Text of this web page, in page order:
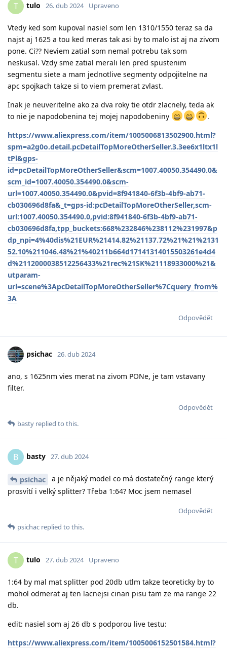
T tulo 26. dub 2024 Upraveno
Vtedy ked som kupoval nasiel som len 1310/1550 teraz sa da
najst aj 1625 a tou ked meras tak asi by to malo ist aj na zivom
pone. Ci?? Neviem zatial som nemal potrebu tak som
neskusal. Vzdy sme zatial merali len pred spustenim
segmentu siete a mam jednotlive segmenty odpojitelne na
apc spojkach takze si to viem premerat zvlast.
Inak je neuveritelne ako za dva roky tie otdr zlacnely, teda ak
to nie je napodobenina tej mojej napodobeniny
.
https://www.aliexpress.com/item/1005006813502900.html?
spm=a2g0o.detail.pcDetailTopMoreOtherSeller.3.3ee6x1ltx1l
tPl&gps-
id=pcDetailTopMoreOtherSeller&scm=1007.40050.354490.0&
scm_id=1007.40050.354490.0&scm-
url=1007.40050.354490.0&pvid=8f941840-6f3b-4bf9-ab71-
cb030696d8fa&_t=gps-id:pcDetailTopMoreOtherSeller,scm-
url:1007.40050.354490.0,pvid:8f941840-6f3b-4bf9-ab71-
cb030696d8fa,tpp_buckets:668%232846%238112%231997&p
dp_npi=4%40dis%21EUR%21414.82%21137.72%21%21%2131
52.10%211046.48%21%40211b664d17141314015503261e4d4
d%2112000038512256433%21rec%21SK%21118933000%21&
utparam-
url=scene%3ApcDetailTopMoreOtherSeller%7Cquery_from%
3A
Odpovědět
psichac 26. dub 2024
ano, s 1625nm vies merat na zivom PONe, je tam vstavany
filter.
Odpovědět
basty replied to this.
B basty 27. dub 2024
psichac
a je nějaký model co má dostatečný range který
prosvítí i velký splitter? Třeba 1:64? Moc jsem nemasel
Odpovědět
psichac replied to this.
T tulo 27. dub 2024 Upraveno
1:64 by mal mat splitter pod 20db utlm takze teoreticky by to
mohol odmerat aj ten lacnejsi cinan pisu tam ze ma range 22
db.
edit: nasiel som aj 26 db s podporou live testu:
https://www.aliexpress.com/item/1005006152501584.html?